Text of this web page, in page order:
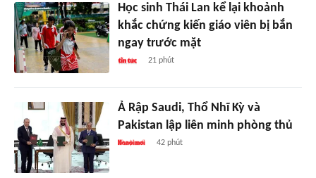
Học sinh Thái Lan kể lại khoảnh
khắc chứng kiến giáo viên bị bắn
ngay trước mặt
21 phút
Ả Rập Saudi, Thổ Nhĩ Kỳ và
Pakistan lập liên minh phòng thủ
42 phút